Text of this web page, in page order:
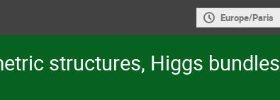
Europe/Paris
structures, Higgs bundles